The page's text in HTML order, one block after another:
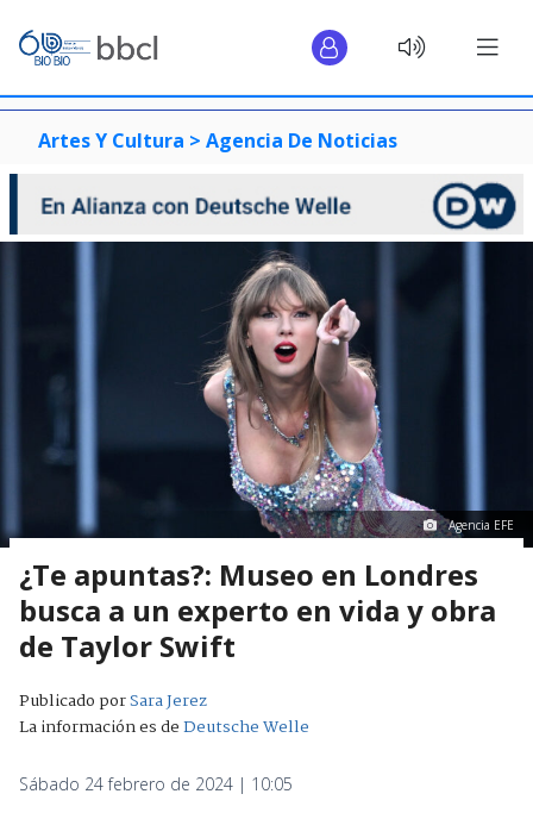
Artes Y Cultura > Agencia De Noticias
Agencia EFE
¿Te apuntas?: Museo en Londres
busca a un experto en vida y obra
de Taylor Swift
Publicado porSara Jerez
La información es deDeutsche Welle
Sábado 24 febrero de 2024 | 10:05